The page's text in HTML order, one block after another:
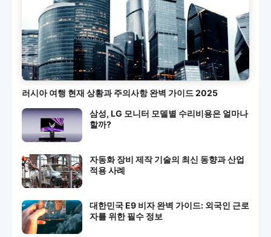
러시아 여행 현재 상황과 주의사항 완벽 가이드 2025
삼성, LG 모니터 모델별 수리비용은 얼마나
할까?
자동화 장비 제작 기술의 최신 동향과 산업
적용 사례
대한민국 E9 비자 완벽 가이드: 외국인 근로
자를 위한 필수 정보